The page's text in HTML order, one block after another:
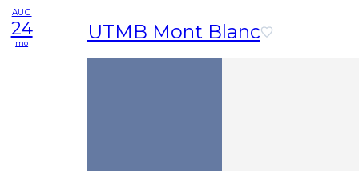
AUG
24
mo UTMB Mont Blanc